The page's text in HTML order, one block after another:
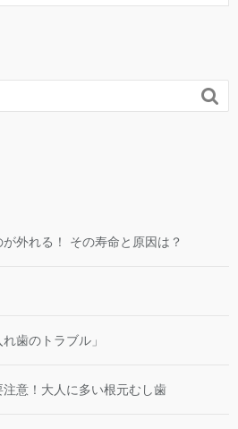

外れる！ その寿命と原因は？
歯のトラブル」
意！大人に多い根元むし歯